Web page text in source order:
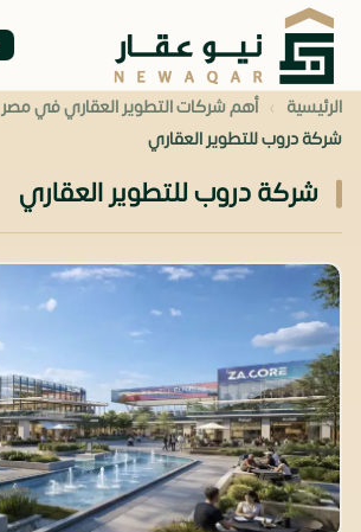
الرئيسية › أهم شركات التطوير العقاري في مصر
شركة دروب للتطوير العقاري
شركة دروب للتطوير العقاري